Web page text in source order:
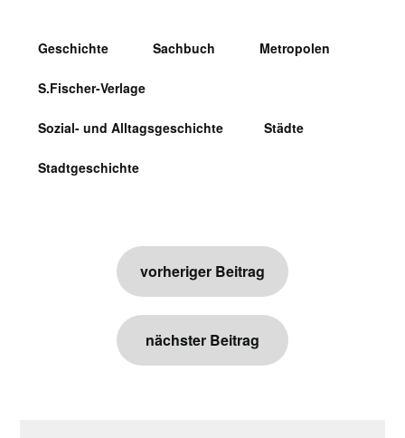
Geschichte Sachbuch Metropolen
S.Fischer-Verlage
Sozial- und Alltagsgeschichte Städte
Stadtgeschichte
Beitragsnavigation
vorheriger Beitrag
nächster Beitrag